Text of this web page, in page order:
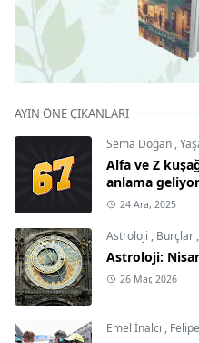
AYIN ÖNE ÇIKANLARI
Sema Doğan ,
Alfa ve Z
anlama
24 Ara, 2025
Astroloji , Burçlar ,
Astroloji:
26 Mar, 2026
Emel İnalcı ,